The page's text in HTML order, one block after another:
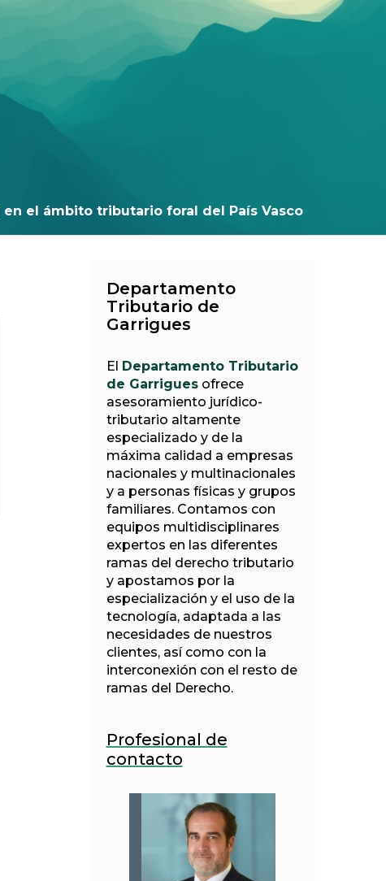
el ámbito tributario foral del País Vasco
Departamento
Tributario de
Garrigues
El
Departamento Tributario
de Garriguesofrece
asesoramiento jurídico-
tributario altamente
especializado y de la
máxima calidad a empresas
nacionales y multinacionales
y a personas físicas y grupos
familiares. Contamos con
equipos multidisciplinares
expertos en las diferentes
ramas del derecho tributario
y apostamos por la
especialización y el uso de la
tecnología, adaptada a las
necesidades de nuestros
clientes, así como con la
interconexión con el resto de
ramas del Derecho.
Profesional de
contacto